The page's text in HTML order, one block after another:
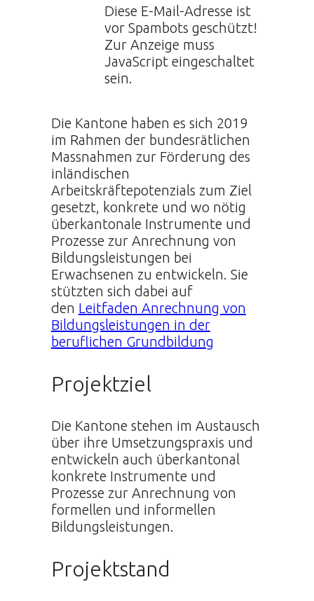
Diese E-Mail-Adresse ist
vor Spambots geschützt!
Zur Anzeige muss
JavaScript eingeschaltet
sein.
Die Kantone haben es sich 2019
im Rahmen der bundesrätlichen
Massnahmen zur Förderung des
inländischen
Arbeitskräftepotenzials zum Ziel
gesetzt, konkrete und wo nötig
überkantonale Instrumente und
Prozesse zur Anrechnung von
Bildungsleistungen bei
Erwachsenen zu entwickeln. Sie
stützten sich dabei auf
den Leitfaden Anrechnung von
Bildungsleistungen in der
beruflichen Grundbildung
Projektziel
Die Kantone stehen im Austausch
über ihre Umsetzungspraxis und
entwickeln auch überkantonal
konkrete Instrumente und
Prozesse zur Anrechnung von
formellen und informellen
Bildungsleistungen.
Projektstand